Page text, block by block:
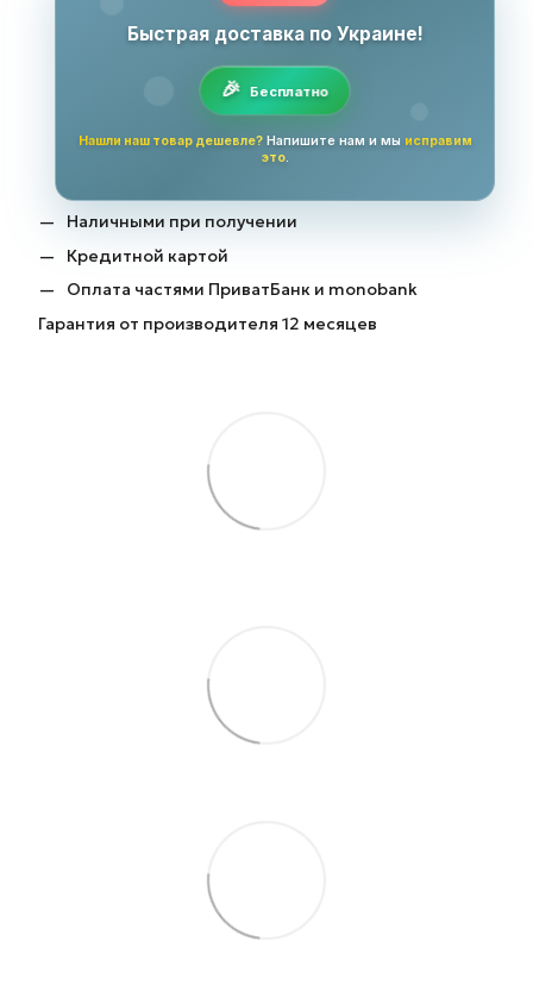
Быстрая доставка по Украине!
Бесплатно
Нашли наш товар дешевле?Напишите нам и мы исправим
это.
Наличными при получении
Кредитной картой
Оплата частями ПриватБанк и monobank
Гарантия от производителя 12 месяцев